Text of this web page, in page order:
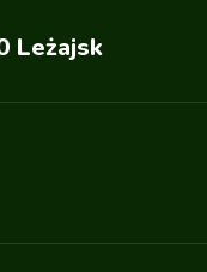
Leżajsk